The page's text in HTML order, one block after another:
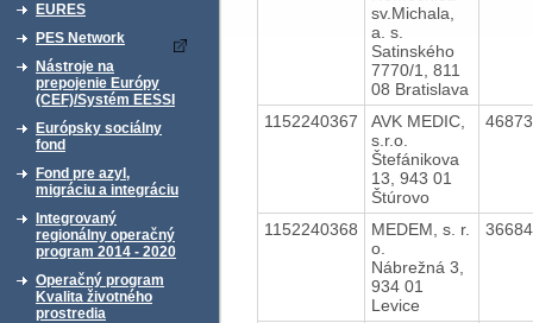
EURES
PES Network
Nástroje na
prepojenie Európy
(CEF)/Systém EESSI
Európsky sociálny
fond
Fond pre azyl,
migráciu a integráciu
Integrovaný
regionálny operačný
program 2014 - 2020
Operačný program
Kvalita životného
prostredia
sv.Michala,
a. s.
Satinského
7770/1, 811
08 Bratislava
1152240367
AVK MEDIC,
s.r.o.
Štefánikova
13, 943 01
Štúrovo
1152240368
MEDEM, s. r.
o.
Nábrežná 3,
934 01
Levice